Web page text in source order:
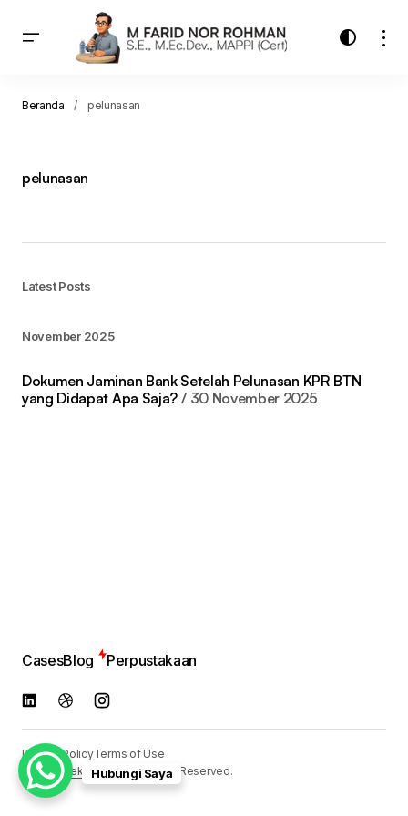
Beranda pelunasan
pelunasan
Latest Posts
November 2025
Dokumen Jaminan Bank Setelah Pelunasan KPR BTN
yang Didapat Apa Saja?
30 November 2025
CasesBlog Perpustakaan
Privacy PolicyTerms of Use
© 2024 Reka Media. All Rights Reserved.
Hubungi Saya